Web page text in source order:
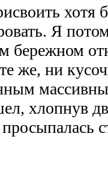
хотя
Я
бережном
же, ни
хлопнув